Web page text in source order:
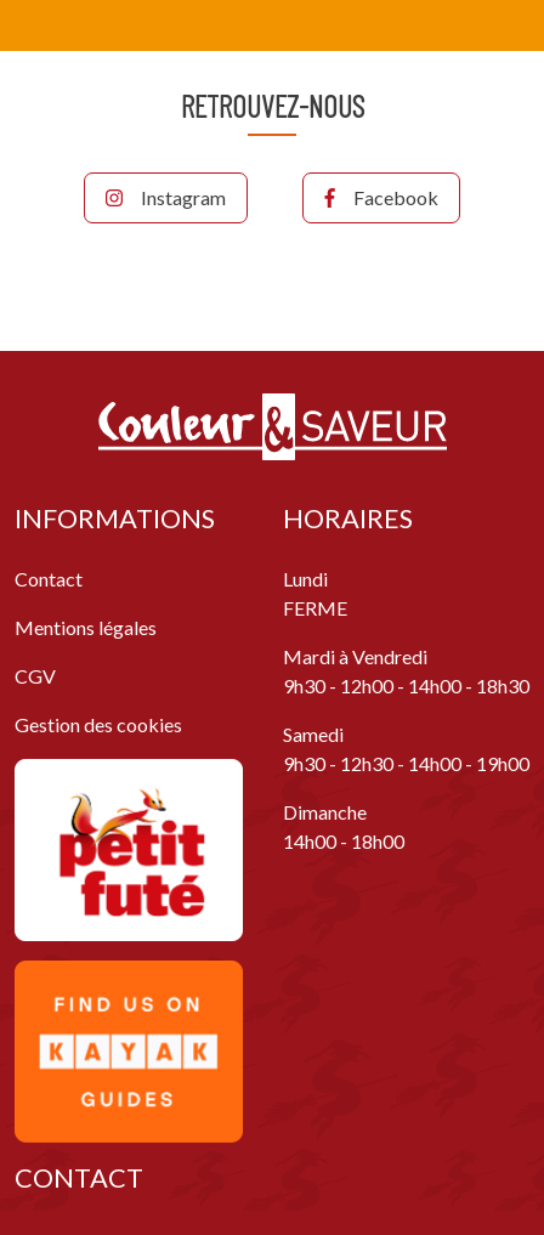
RETROUVEZ-NOUS
Instagram Facebook
INFORMATIONS
Contact
Mentions légales
CGV
Gestion des cookies
HORAIRES
Lundi
FERME
Mardi à Vendredi
9h30 - 12h00 - 14h00 - 18h30
Samedi
9h30 - 12h30 - 14h00 - 19h00
Dimanche
14h00 - 18h00
CONTACT